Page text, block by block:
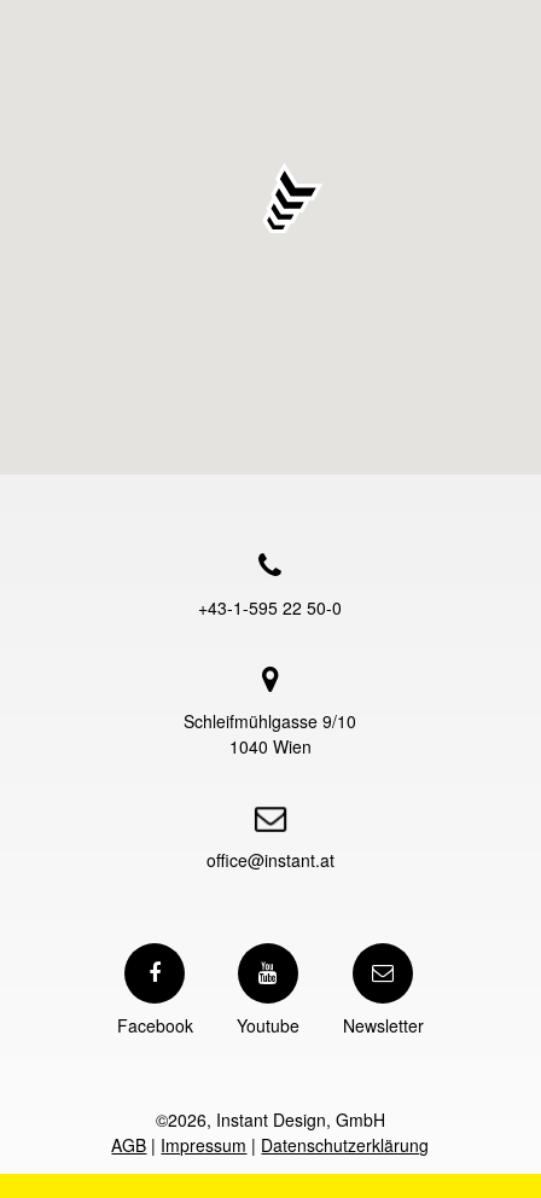
+43-1-595 22 50-0
Schleifmühlgasse 9/10
1040 Wien
office@instant.at
Facebook Youtube Newsletter
©2026, Instant Design, GmbH
AGB | Impressum | Datenschutzerklärung